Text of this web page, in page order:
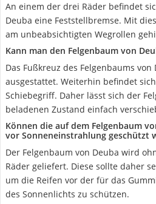
An einem der drei Räder befindet
Deuba eine Feststellbremse. Mit
am unbeabsichtigten Wegrollen
Kann man den Felgenbaum von
Das Fußkreuz des Felgenbaums
ausgestattet. Weiterhin befindet
Schiebegriff. Daher lässt sich der
beladenen Zustand einfach
Können die auf dem Felgenbaum
vor Sonneneinstrahlung geschützt
Der Felgenbaum von Deuba wird
Räder geliefert. Diese sollte daher
um die Reifen vor der für das
des Sonnenlichts zu schützen.